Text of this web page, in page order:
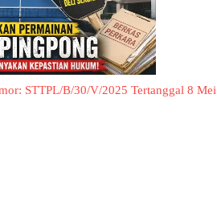
STTPL/B/30/V/2025 Tertanggal 8 Mei